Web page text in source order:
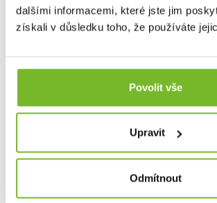
dalšími informacemi, které jste jim
získali v důsledku toho, že používáte
Povolit vše
Upravit
Odmítnout
Multitool Leatherman Signal Coyote
ideální mult...
4 190 Kč
Skladem: posledních 50
Kód: 832404